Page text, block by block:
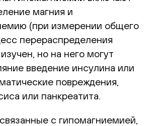
магния и
(при измерении общего
перераспределения
но на него могут
введение инсулина или
повреждения,
или панкреатита.
с гипомагниемией,